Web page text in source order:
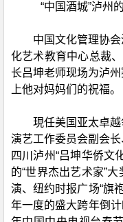
“中国酒城”泸州
中国文化管理协
化艺术教育中心总裁
长吕坤老师现场为泸
上他对妈妈们的祝福。
現任美国亚太卓
演艺工作委员会副会
四川泸州“吕坤华侨文
的“世界杰出艺术家”
演、纽约时报广场“旗
年一度的盛大跨年倒